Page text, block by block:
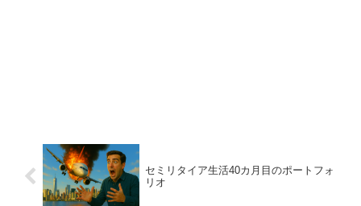
セミリタイア生活40カ月目のポートフォ
リオ